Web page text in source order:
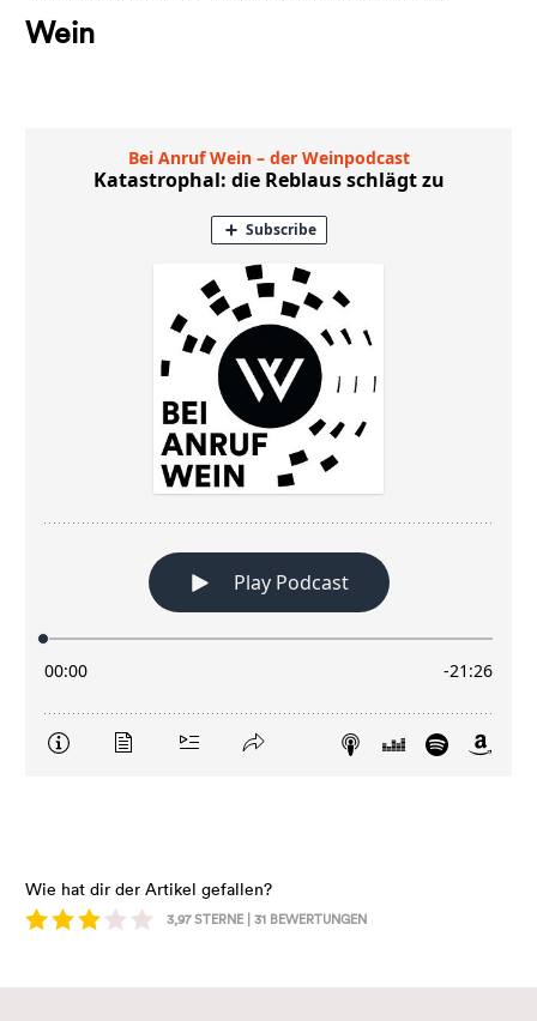
Wein
Wie hat dir der Artikel gefallen?
3,97STERNE | 31 BEWERTUNGEN